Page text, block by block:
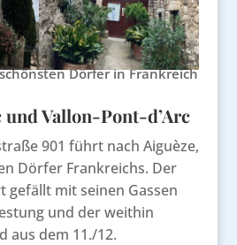
Dörfer in Frankreich
und Vallon-Pont-d’Arc
901 führt nach Aiguèze,
Dörfer Frankreichs. Der
gefällt mit seinen Gassen
und der weithin
aus dem 11./12.